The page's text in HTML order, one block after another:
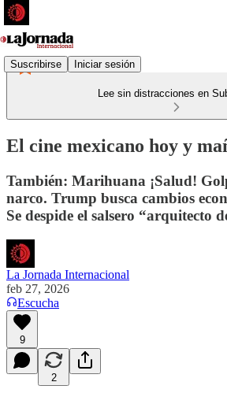
Suscribirse Iniciar sesión
Lee sin distracciones en
El cine mexicano hoy y
También: Marihuana ¡Salud!
narco. Trump busca cambios
Se despide el salsero “arquitecto
La Jornada Internacional
feb 27, 2026
Escucha
9
2